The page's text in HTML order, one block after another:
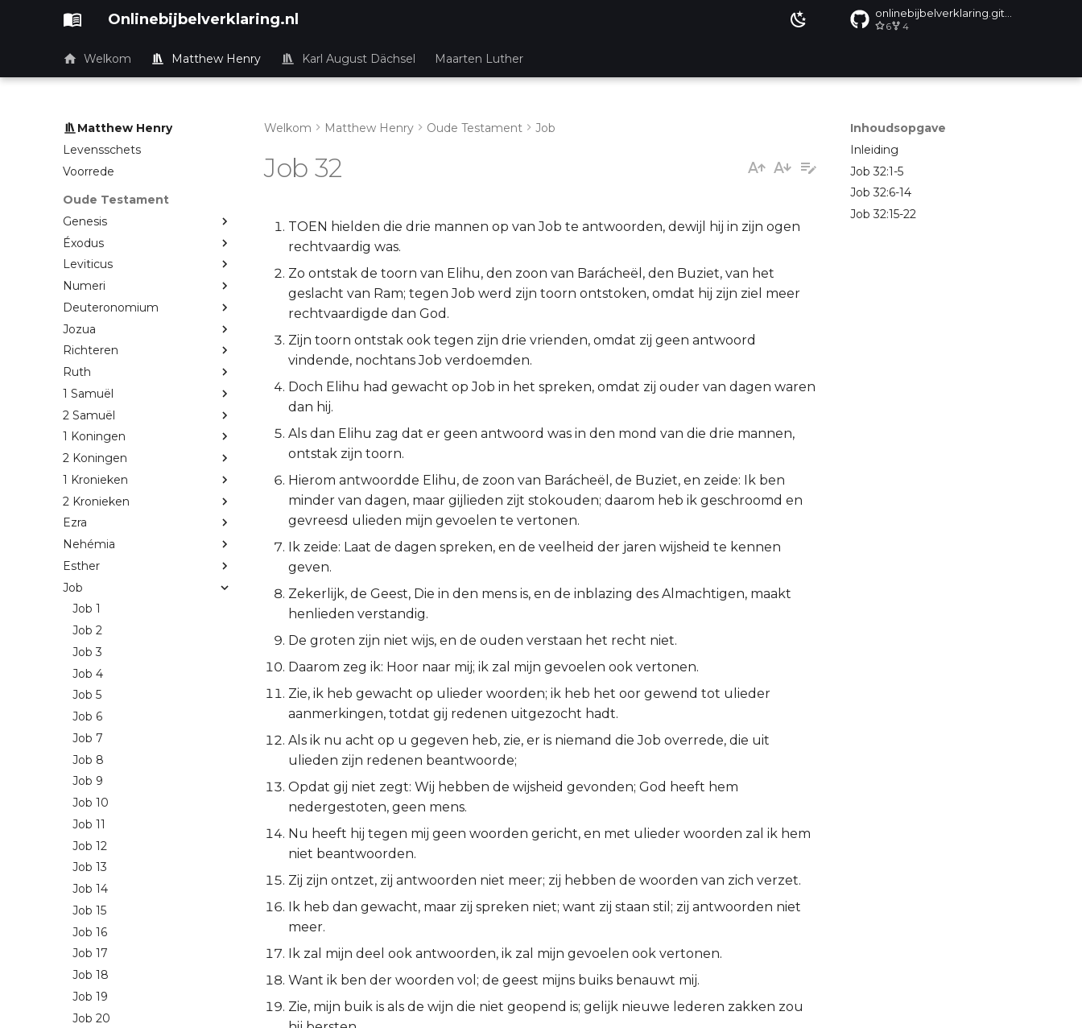
Onlinebijbelverklaring.nl 6 4
Welkom Matthew Henry Karl August Dächsel Maarten Luther
Matthew Henry
Levensschets
Voorrede
Oude Testament
Genesis
Éxodus
Leviticus
Numeri
Deuteronomium
Jozua
Richteren
Ruth
1 Samuël
2 Samuël
1 Koningen
2 Koningen
1 Kronieken
2 Kronieken
Ezra
Nehémia
Esther
Job
Job 1
Job 2
Job 3
Job 4
Job 5
Job 6
Job 7
Job 8
Job 9
Job 10
Job 11
Job 12
Job 13
Job 14
Job 15
Job 16
Job 17
Job 18
Job 19
Job 20
Inhoudsopgave
Inleiding
Job 32:1-5
Job 32:6-14
Job 32:15-22
Welkom Matthew Henry Oude Testament Job
Job 32
TOEN hielden die drie mannen op van Job te antwoorden, dewijl hij in zijn ogen
rechtvaardig was.
Zo ontstak de toorn van Elihu, den zoon van Barácheël, den Buziet, van het
geslacht van Ram; tegen Job werd zijn toorn ontstoken, omdat hij zijn ziel meer
rechtvaardigde dan God.
Zijn toorn ontstak ook tegen zijn drie vrienden, omdat zij geen antwoord
vindende, nochtans Job verdoemden.
Doch Elihu had gewacht op Job in het spreken, omdat zij ouder van dagen waren
dan hij.
Als dan Elihu zag dat er geen antwoord was in den mond van die drie mannen,
ontstak zijn toorn.
Hierom antwoordde Elihu, de zoon van Barácheël, de Buziet, en zeide: Ik ben
minder van dagen, maar gijlieden zijt stokouden; daarom heb ik geschroomd en
gevreesd ulieden mijn gevoelen te vertonen.
Ik zeide: Laat de dagen spreken, en de veelheid der jaren wijsheid te kennen
geven.
Zekerlijk, de Geest, Die in den mens is, en de inblazing des Almachtigen, maakt
henlieden verstandig.
De groten zijn niet wijs, en de ouden verstaan het recht niet.
Daarom zeg ik: Hoor naar mij; ik zal mijn gevoelen ook vertonen.
Zie, ik heb gewacht op ulieder woorden; ik heb het oor gewend tot ulieder
aanmerkingen, totdat gij redenen uitgezocht hadt.
Als ik nu acht op u gegeven heb, zie, er is niemand die Job overrede, die uit
ulieden zijn redenen beantwoorde;
Opdat gij niet zegt: Wij hebben de wijsheid gevonden; God heeft hem
nedergestoten, geen mens.
Nu heeft hij tegen mij geen woorden gericht, en met ulieder woorden zal ik hem
niet beantwoorden.
Zij zijn ontzet, zij antwoorden niet meer; zij hebben de woorden van zich verzet.
Ik heb dan gewacht, maar zij spreken niet; want zij staan stil; zij antwoorden niet
meer.
Ik zal mijn deel ook antwoorden, ik zal mijn gevoelen ook vertonen.
Want ik ben der woorden vol; de geest mijns buiks benauwt mij.
Zie, mijn buik is als de wijn die niet geopend is; gelijk nieuwe lederen zakken zou